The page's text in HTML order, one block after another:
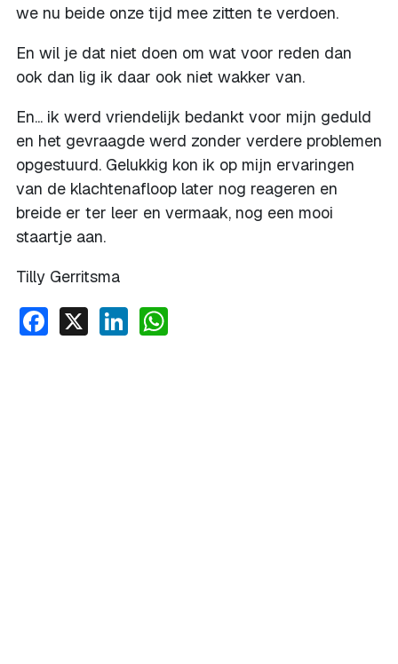
we nu beide onze tijd mee zitten te verdoen.
En wil je dat niet doen om wat voor reden dan
ook dan lig ik daar ook niet wakker van.
En... ik werd vriendelijk bedankt voor mijn geduld
en het gevraagde werd zonder verdere problemen
opgestuurd. Gelukkig kon ik op mijn ervaringen
van de klachtenafloop later nog reageren en
breide er ter leer en vermaak, nog een mooi
staartje aan.
Tilly Gerritsma
Facebook
X LinkedIn